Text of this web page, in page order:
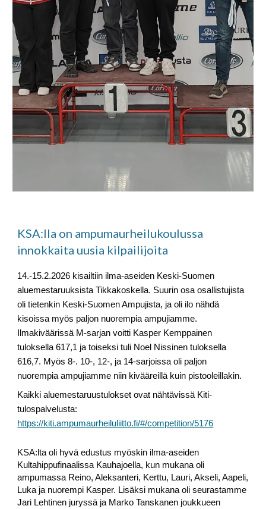
KSA:lla on ampumaurheilukoulussa
innokkaita uusia kilpailijoita
14.-15.2.2026 kisailtiin ilma-aseiden Keski-Suomen
aluemestaruuksista Tikkakoskella. Suurin osa osallistujista
oli tietenkin Keski-Suomen Ampujista, ja oli ilo nähdä
kisoissa myös paljon nuorempia ampujiamme.
Ilmakiväärissä M-sarjan voitti Kasper Kemppainen
tuloksella 617,1 ja toiseksi tuli Noel Nissinen tuloksella
616,7. Myös 8-. 10-, 12-, ja 14-sarjoissa oli paljon
nuorempia ampujiamme niin kivääreillä kuin pistooleillakin.
Kaikki aluemestaruustulokset ovat nähtävissä Kiti-
tulospalvelusta:
https://kiti.ampumaurheiluliitto.fi/#/competition/5176
KSA:lta oli hyvä edustus myöskin ilma-aseiden
Kultahippufinaalissa Kauhajoella, kun mukana oli
ampumassa Reino, Aleksanteri, Kerttu, Lauri, Akseli, Aapeli,
Luka ja nuorempi Kasper. Lisäksi mukana oli seurastamme
Jari Lehtinen juryssä ja Marko Tanskanen joukkueen